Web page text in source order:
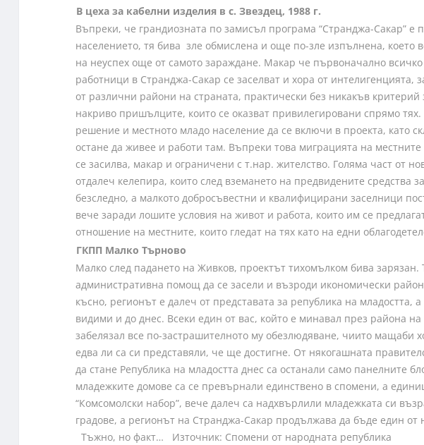
В цеха за кабелни изделия в с. Звездец, 1988 г.
Въпреки, че грандиозната по замисъл програма “Странджа-Сакар” е
населението, тя бива зле обмислена и още по-зле изпълнена, което
на неуспех още от самото зараждане. Макар че първоначално
работници в Странджа-Сакар се заселват и хора от интелигенцията,
от различни райони на страната, практически без никакъв
накриво пришълците, които се оказват привилегировани спрямо
решение и местното младо население да се включи в проекта, като
остане да живее и работи там. Въпреки това миграцията на
се засилва, макар и ограничени с т.нар. жителство. Голяма част от
отдалеч келепира, които след вземането на предвидените средства
безследно, а малкото добросъвестни и квалифицирани заселници
вече заради лошите условия на живот и работа, които им се
отношение на местните, които гледат на тях като на едни
ГКПП Малко Търново
Малко след падането на Живков, проектът тихомълком бива зарязан.
административна помощ да се засели и възроди икономически
късно, регионът е далеч от представата за република на младостта,
видими и до днес. Всеки един от вас, който е минавал през района
забелязал все по-застрашителното му обезлюдяване, чиито мащаби
едва ли са си представяли, че ще достигне. От някогашната
да стане Република на младостта днес са останали само панелните
младежките домове са се превърнали единствено в спомени, а
“Комсомолски набор”, вече далеч са надхвърлили младежката си
градове, а регионът на Странджа-Сакар продължава да бъде един от
Тъжно, но факт… Източник: Спомени от народната република